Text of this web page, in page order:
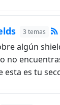
3 temas
algún
no
esta es tu